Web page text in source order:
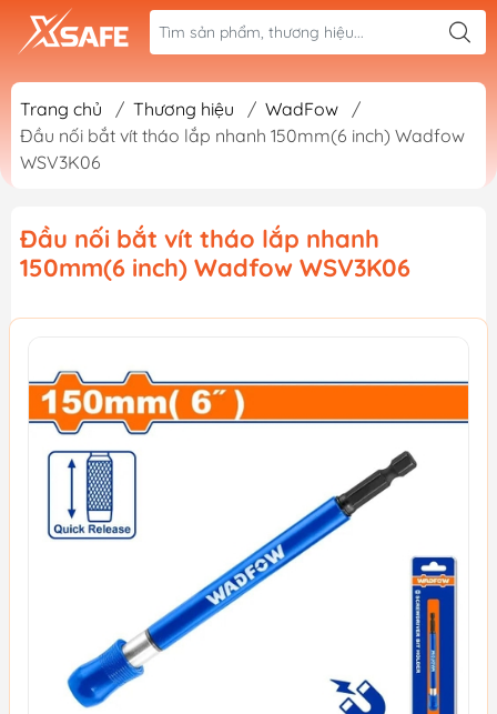
Trang chủ / Thương hiệu / WadFow
/
Đầu nối bắt vít tháo lắp nhanh 150mm(6 inch) Wadfow
WSV3K06
Đầu nối bắt vít tháo lắp nhanh
150mm(6 inch) Wadfow WSV3K06